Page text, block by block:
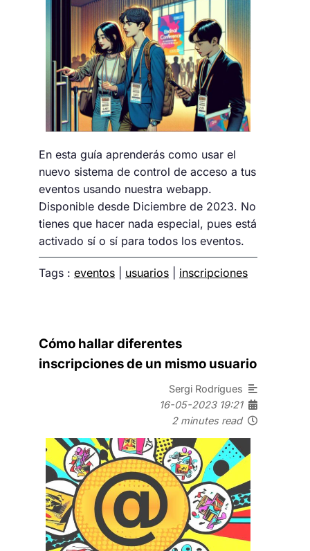
En esta guía aprenderás como usar el
nuevo sistema de control de acceso a tus
eventos usando nuestra webapp.
Disponible desde Diciembre de 2023. No
tienes que hacer nada especial, pues está
activado sí o sí para todos los eventos.
Tags : eventos usuarios inscripciones
Cómo hallar diferentes
inscripciones de un mismo usuario
Sergi Rodrígues
16-05-2023 19:21
2 minutes read